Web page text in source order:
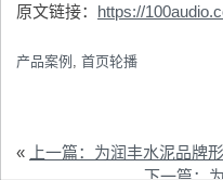
原文链接： https://
产品案例 , 首页轮播
«
上一篇：为润丰水泥品牌形象